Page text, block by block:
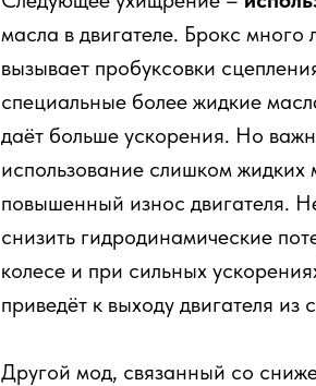
масла в двигателе. Брокс
вызывает пробуксовки
специальные более жидкие
даёт больше ускорения. Но
использование слишком жидких
повышенный износ двигателя.
снизить гидродинамические
колесе и при сильных
приведёт к выходу двигателя из
Другой мод, связанный со